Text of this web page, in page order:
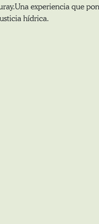
experiencia que
hídrica.